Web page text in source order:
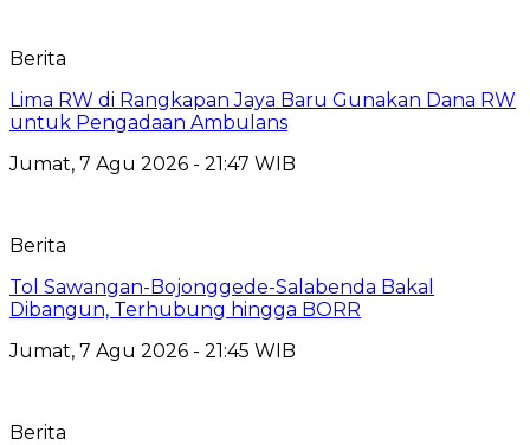
Berita
Lima RW di Rangkapan Jaya Baru Gunakan Dana RW
untuk Pengadaan Ambulans
Jumat, 7 Agu 2026 - 21:47 WIB
Berita
Tol Sawangan-Bojonggede-Salabenda Bakal
Dibangun, Terhubung hingga BORR
Jumat, 7 Agu 2026 - 21:45 WIB
Berita